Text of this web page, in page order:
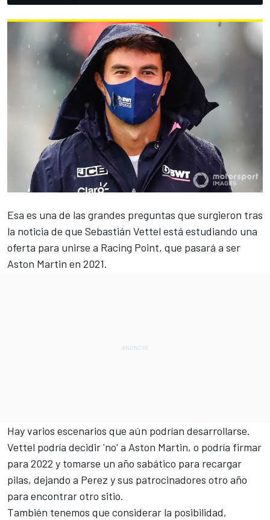
Esa es una de las grandes preguntas que surgieron tras
la noticia de que Sebastián Vettel está estudiando una
oferta para unirse a Racing Point, que pasará a ser
Aston Martin en 2021.
Hay varios escenarios que aún podrían desarrollarse.
Vettel podría decidir 'no' a Aston Martin, o podría firmar
para 2022 y tomarse un año sabático para recargar
pilas, dejando a Perez y sus patrocinadores otro año
para encontrar otro sitio.
También tenemos que considerar la posibilidad,